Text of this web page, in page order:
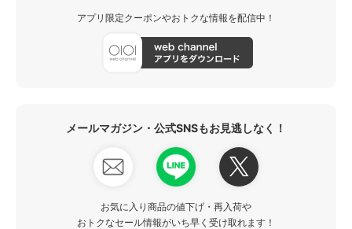
アプリ限定クーポンやおトクな情報を配信中！
メールマガジン・公式SNSもお見逃しなく！
お気に入り商品の値下げ・再入荷や
おトクなセール情報がいち早く受け取れます！